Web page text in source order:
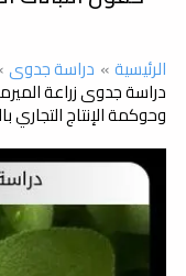
الرئيسية دراسة جدوى
دراسة جدوى زراعة
وحوكمة الإنتاج التجاري